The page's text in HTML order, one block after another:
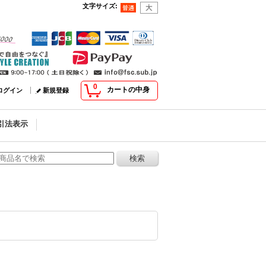
文字サイズ:
0 カートの中身
グイン 新規登録
法表示